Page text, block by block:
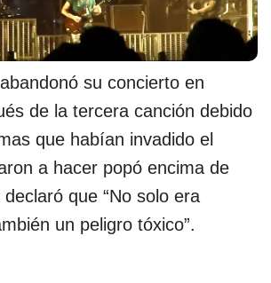
su concierto en
de la tercera canción debido
que habían invadido el
a hacer popó encima de
que “No solo era
un peligro tóxico”.